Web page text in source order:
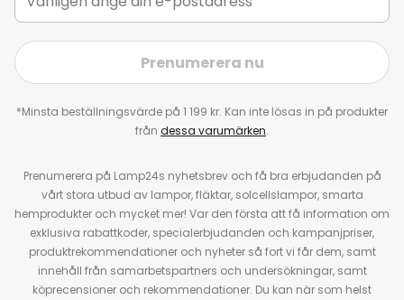
Prenumerera nu
*Minsta beställningsvärde på 1 199 kr. Kan inte lösas in på produkter
från dessa varumärken.
Prenumerera på Lamp24s nyhetsbrev och få bra erbjudanden på
vårt stora utbud av lampor, fläktar, solcellslampor, smarta
hemprodukter och mycket mer! Var den första att få information om
exklusiva rabattkoder, specialerbjudanden och kampanjpriser,
produktrekommendationer och nyheter så fort vi får dem, samt
innehåll från samarbetspartners och undersökningar, samt
köprecensioner och rekommendationer. Du kan när som helst